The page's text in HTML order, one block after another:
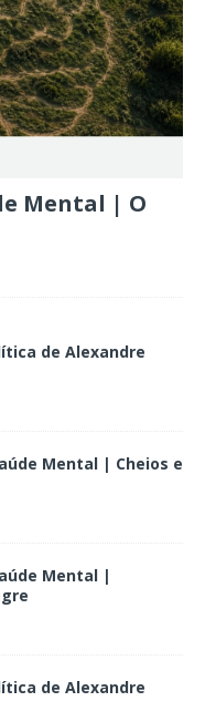
Mental | O
de Alexandre
Mental | Cheios e
Mental |
de Alexandre